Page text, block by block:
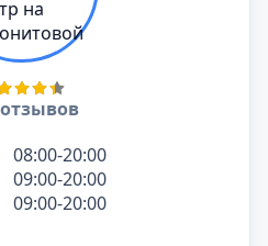
08:00-20:00
09:00-20:00
09:00-20:00